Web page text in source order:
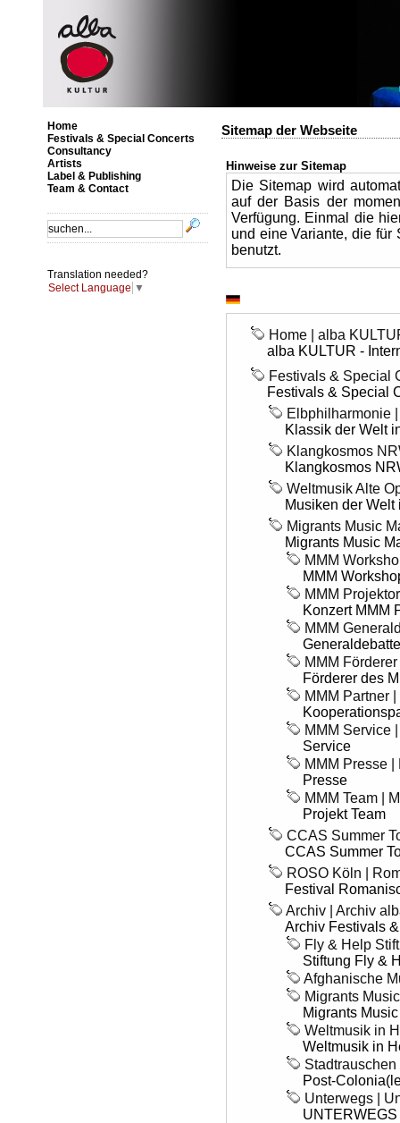
Home
Festivals & Special Concerts
Consultancy
Artists
Label & Publishing
Team & Contact
Translation needed?
Select Language ▼
Sitemap der Webseite
Hinweise zur Sitemap
Die Sitemap wird
auf der Basis der
Verfügung. Einmal die
und eine Variante, die
benutzt.
Home | alba
alba KULTUR -
Festivals & Special
Festivals & Special
Elbphilharmonie
Klassik der Welt
Klangkosmos
Klangkosmos
Weltmusik Alte
Musiken der Welt
Migrants Music
Migrants Music
MMM
MMM
MMM
Konzert MMM
MMM
MMM
Förderer des
MMM Partner
MMM Service
Service
MMM Presse |
Presse
MMM Team |
Projekt Team
CCAS Summer
CCAS Summer
ROSO Köln |
Festival
Archiv | Archiv
Archiv Festivals
Fly & Help
Stiftung Fly &
Afghanische
Migrants
Migrants
Weltmusik in
Weltmusik in
Post-
Unterwegs |